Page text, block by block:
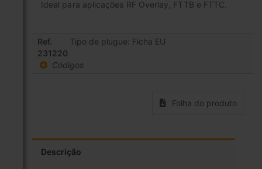
Ideal para aplicações RF Overlay, FTTB e FTTC.
Items
de
produto
Ref.
231220
Tipo de plugue: Ficha EU
Códigos
Folha do produto
Descrição